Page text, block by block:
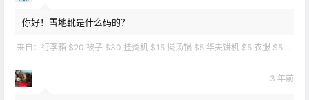
你好！雪地靴是什么码的？
来自： 行李箱 $20 被子 $30 挂烫机 $15 煲汤锅 $5 华夫饼机 $5 衣服 $5 雪地靴 $10 滑雪手套 $10 宜家衣物收纳 .
3 年前